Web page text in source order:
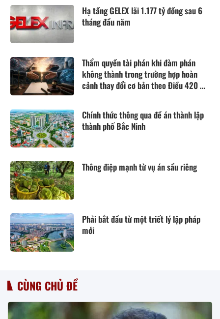
Hạ tầng GELEX lãi 1.177 tỷ đồng sau 6
tháng đầu năm
Thẩm quyền tài phán khi đàm phán
không thành trong trường hợp hoàn
cảnh thay đổi cơ bản theo Điều 420 Bộ
Chính thức thông qua đề án thành lập
thành phố Bắc Ninh
Thông điệp mạnh từ vụ án sầu riêng
Phải bắt đầu từ một triết lý lập pháp
mới
CÙNG CHỦ ĐỀ